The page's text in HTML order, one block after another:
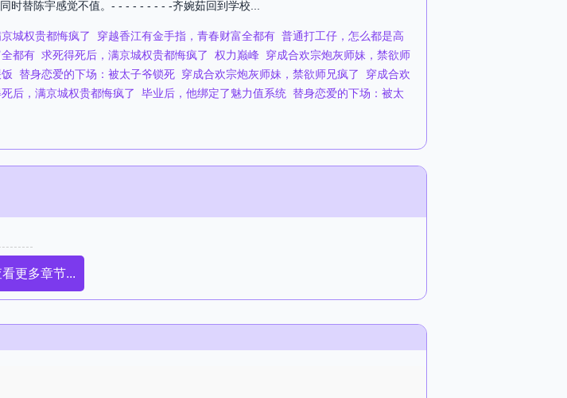
替陈宇感觉不值。- - - - - - - - -齐婉茹回到学校...
城权贵都悔疯了 穿越香江有金手指，青春财富全都有 普通打工仔，怎么都是高
都有 求死得死后，满京城权贵都悔疯了 权力巅峰 穿成合欢宗炮灰师妹，禁欲师
替身恋爱的下场：被太子爷锁死 穿成合欢宗炮灰师妹，禁欲师兄疯了
穿成合欢
后，满京城权贵都悔疯了 毕业后，他绑定了魅力值系统 替身恋爱的下场：被太
更多章节...